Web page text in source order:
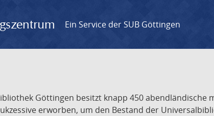
Ein Service der SUB Göttingen
Göttingen besitzt knapp 450
erworben, um den Bestand der